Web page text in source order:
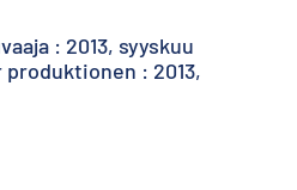
: 2013, syyskuu
: 2013,